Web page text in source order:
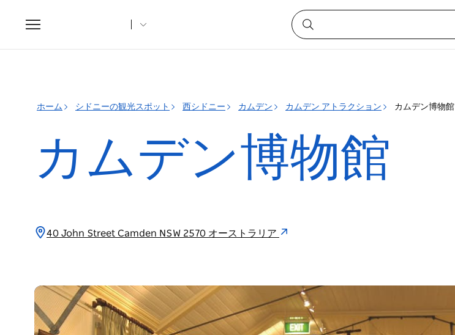
Toggle
navigation
ホーム シドニーの観光スポット 西シドニー カムデン カムデン アトラクション カムデン博物館
カムデン博物館
40 John Street Camden NSW 2570 オーストラリア